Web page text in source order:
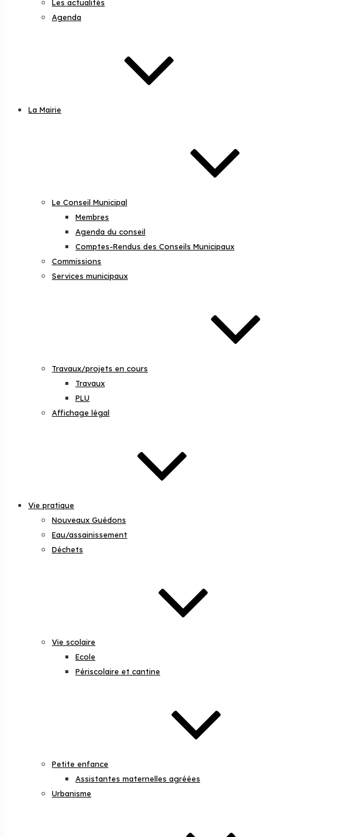
Les actualités
Agenda
La Mairie
Le Conseil Municipal
Membres
Agenda du conseil
Comptes-Rendus des Conseils Municipaux
Commissions
Services municipaux
Travaux/projets en cours
Travaux
PLU
Affichage légal
Vie pratique
Nouveaux Guédons
Eau/assainissement
Déchets
Vie scolaire
Ecole
Périscolaire et cantine
Petite enfance
Assistantes maternelles agréées
Urbanisme